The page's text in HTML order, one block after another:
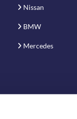
Nissan
BMW
Mercedes